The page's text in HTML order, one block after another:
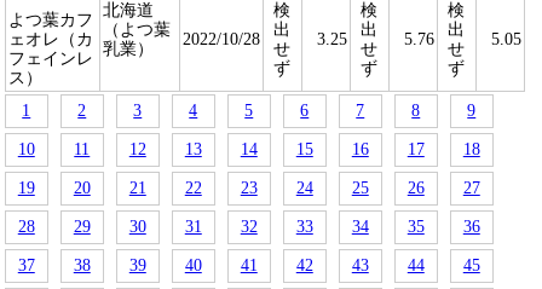
よつ葉カフ
ェオレ（カ
フェインレ
ス）
北海道
（よつ葉
乳業）
2022/10/28
検
出
せ
ず
3.25
検
出
せ
ず
5.76
検
出
せ
ず
5.05
1 2 3 4 5 6 7 8 9
10 11 12 13 14 15 16 17 18
19 20 21 22 23 24 25 26 27
28 29 30 31 32 33 34 35 36
37 38 39 40 41 42 43 44 45